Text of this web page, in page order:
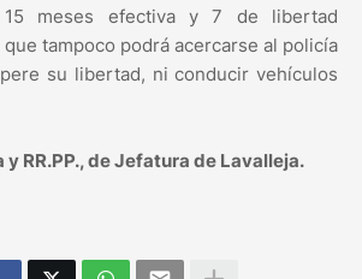
15 meses efectiva y 7 de libertad
tampoco podrá acercarse al policía
su libertad, ni conducir vehículos
y RR.PP., de Jefatura de Lavalleja.